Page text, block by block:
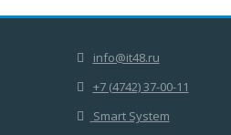
info@it48.ru
+7 (4742) 37-00-11
Smart System